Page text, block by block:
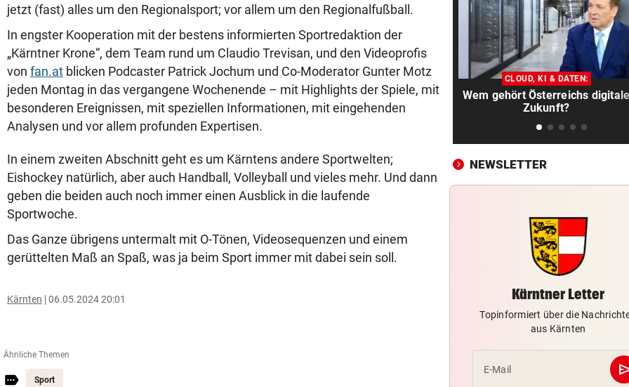
jetzt (fast) alles um den Regionalsport; vor allem um den Regionalfußball.
In engster Kooperation mit der bestens informierten Sportredaktion der
„Kärntner Krone“, dem Team rund um Claudio Trevisan, und den Videoprofis
von fan.at blicken Podcaster Patrick Jochum und Co-Moderator Gunter Motz
jeden Montag in das vergangene Wochenende – mit Highlights der Spiele, mit
besonderen Ereignissen, mit speziellen Informationen, mit eingehenden
Analysen und vor allem profunden Expertisen.
In einem zweiten Abschnitt geht es um Kärntens andere Sportwelten;
Eishockey natürlich, aber auch Handball, Volleyball und vieles mehr. Und dann
geben die beiden auch noch immer einen Ausblick in die laufende
Sportwoche.
Das Ganze übrigens untermalt mit O-Tönen, Videosequenzen und einem
gerüttelten Maß an Spaß, was ja beim Sport immer mit dabei sein soll.
Kärnten 06.05.2024 20:01
Ähnliche Themen
Sport
Kontrollverlust: Meta-KI
Cyberangriff aus!
AUF SCHUTZWEG ERFASST vor
Fußgängerin bei Unfall
verletzt, Hund tot
SAMSUNG UND SK HYNIX vor
Fertigungsanlage aus China
PRÄSIDENT DARF BLEIBEN
Schreiben enthüllt: So
54 PROZENT PLUS vor
KI-Boom beschert iPhone-
Foxconn Rekordumsatz
vor
CLOUD, KI & DATEN:
Wem gehört Österreichs digitale
Zukunft?
NEWSLETTER
Kärntner Letter
Topinformiert über die
aus Kärnten
E-Mail